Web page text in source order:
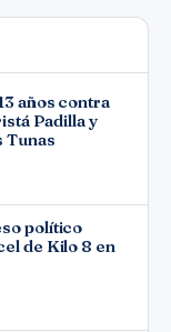
años contra
Padilla y
Tunas
político
de Kilo 8 en